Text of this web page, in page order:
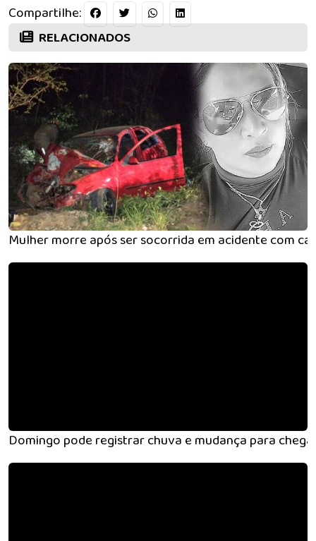
Compartilhe:
RELACIONADOS
Mulher morre após ser socorrida em acidente com
Domingo pode registrar chuva e mudança para